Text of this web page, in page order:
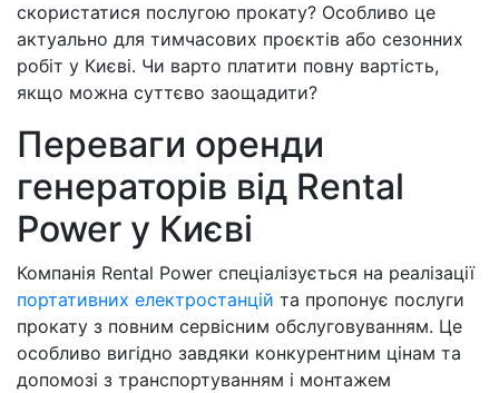
скористатися послугою прокату? Особливо це
актуально для тимчасових проєктів або сезонних
робіт у Києві. Чи варто платити повну вартість,
якщо можна суттєво заощадити?
Переваги оренди
генераторів від Rental
Power у Києві
Компанія Rental Power спеціалізується на реалізації
портативних електростанцій та пропонує послуги
прокату з повним сервісним обслуговуванням. Це
особливо вигідно завдяки конкурентним цінам та
допомозі з транспортуванням і монтажем